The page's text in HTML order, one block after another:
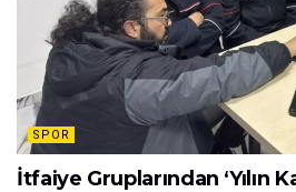
SPOR
İtfaiye Gruplarından ‘Yılın